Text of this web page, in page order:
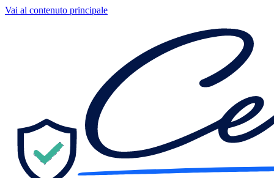
Vai al contenuto principale